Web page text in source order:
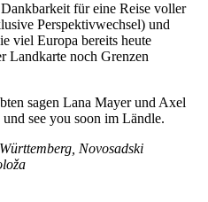
für eine Reise voller
Perspektivwechsel) und
viel Europa bereits heute
Landkarte noch Grenzen
sagen Lana Mayer und Axel
see you soon im Ländle.
Novosadski